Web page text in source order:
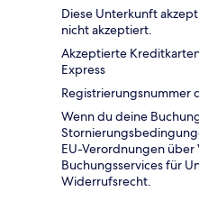
Diese Unterkunft
nicht akzeptiert.
Akzeptierte
Express
Registrierungsnummer
Wenn du deine
EU-Verordnungen
Buchungsservices für
Widerrufsrecht.